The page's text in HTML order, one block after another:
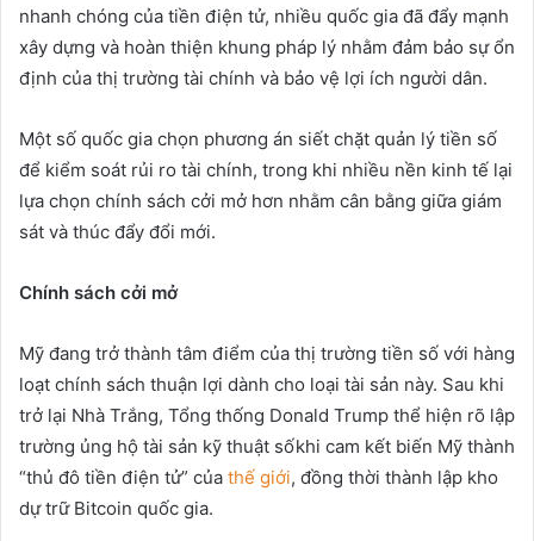
nhanh chóng của tiền điện tử, nhiều quốc gia đã đẩy mạnh
xây dựng và hoàn thiện khung pháp lý nhằm đảm bảo sự ổn
định của thị trường tài chính và bảo vệ lợi ích người dân.
Một số quốc gia chọn phương án siết chặt quản lý tiền số
để kiểm soát rủi ro tài chính, trong khi nhiều nền kinh tế lại
lựa chọn chính sách cởi mở hơn nhằm cân bằng giữa giám
sát và thúc đẩy đổi mới.
Chính sách cởi mở
Mỹ đang trở thành tâm điểm của thị trường tiền số với hàng
loạt chính sách thuận lợi dành cho loại tài sản này. Sau khi
trở lại Nhà Trắng, Tổng thống Donald Trump thể hiện rõ lập
trường ủng hộ tài sản kỹ thuật sốkhi cam kết biến Mỹ thành
“thủ đô tiền điện tử” của thế giới, đồng thời thành lập kho
dự trữ Bitcoin quốc gia.